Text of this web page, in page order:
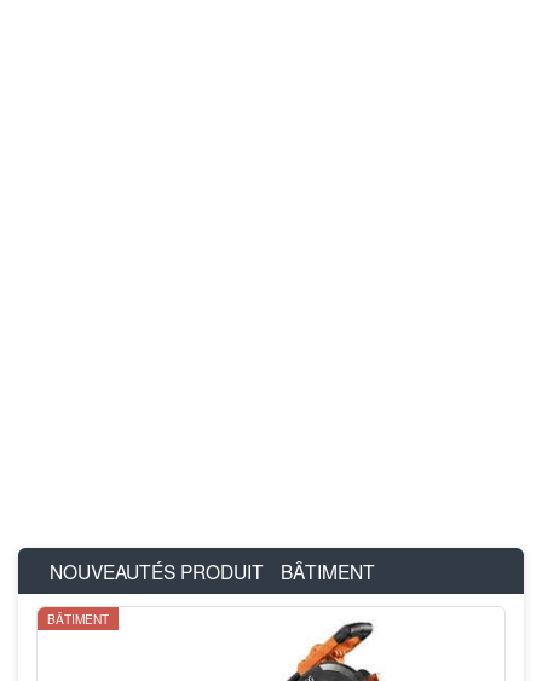
NOUVEAUTÉS PRODUIT BÂTIMENT
BÂTIMENT